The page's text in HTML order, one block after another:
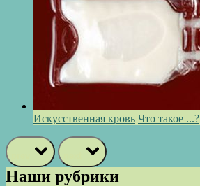
Искусственная кровь Что такое ...?
Наши рубрики